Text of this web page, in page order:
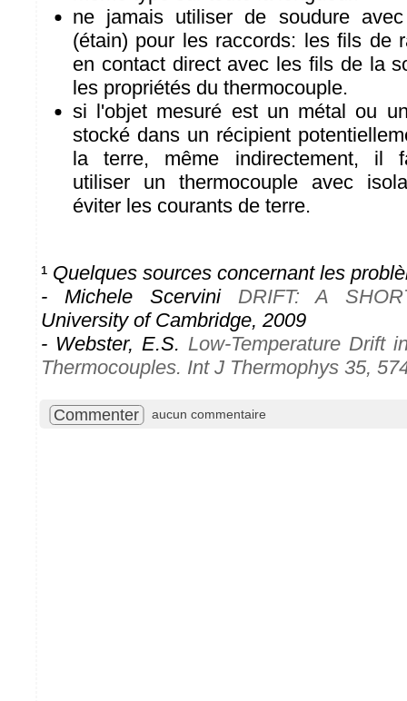
ne jamais utiliser de soudure
(étain) pour les raccords: les fils de
en contact direct avec les fils de la
les propriétés du thermocouple.
si l'objet mesuré est un métal ou
stocké dans un récipient
la terre, même indirectement, il
utiliser un thermocouple avec
éviter les courants de terre.
¹ Quelques sources concernant les
- Michele Scervini DRIFT: A
University of Cambridge, 2009
- Webster, E.S. Low-Temperature Drift
Thermocouples. Int J Thermophys 35,
Commenter aucun commentaire